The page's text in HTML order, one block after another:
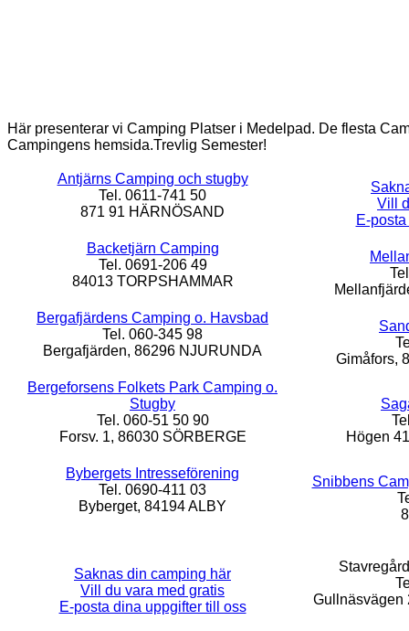
Här presenterar vi Camping Platser i Medelpad. De flesta
Campingens hemsida.Trevlig Semester!
Antjärns Camping och stugby
Tel. 0611-741 50
871 91 HÄRNÖSAND
Vill
E-
Backetjärn Camping
Tel. 0691-206 49
84013 TORPSHAMMAR
Bergafjärdens Camping o. Havsbad
Tel. 060-345 98
Bergafjärden, 86296 NJURUNDA
Gimåfors,
Bergeforsens Folkets Park Camping o.
Stugby
Tel. 060-51 50 90
Forsv. 1, 86030 SÖRBERGE
Högen
Bybergets Intresseförening
Tel. 0690-411 03
Byberget, 84194 ALBY
Snibbens
Saknas din camping här
Vill du vara med gratis
E-posta dina uppgifter till oss
Gullnäsvägen